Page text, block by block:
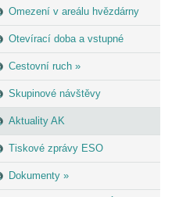
Omezení v areálu hvězdárny
Otevírací doba a vstupné
Cestovní ruch »
Skupinové návštěvy
Aktuality AK
Tiskové zprávy ESO
Dokumenty »